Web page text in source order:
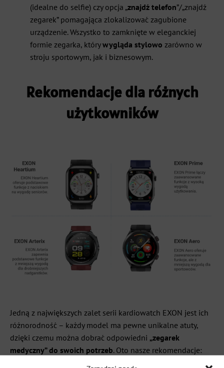
(idealne do selfie) czy opcja „znajdź telefon”/„znajdź
zegarek” pomagająca zlokalizować zagubione
urządzenie. Wszystko to zamknięte w eleganckiej
formie zegarka, którywygląda stylowo zarówno w
stroju sportowym, jak i biznesowym.
Rekomendacje dla różnych
użytkowników
Jedną z największych zalet serii kardiowatch EXON jest ich
różnorodność – każdy model ma pewne unikalne atuty,
dzięki czemu można dobrać odpowiedni „zegarek
medyczny” do swoich potrzeb. Oto nasze rekomendacje: